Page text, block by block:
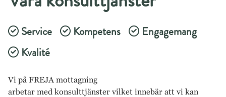
Service Kompetens
Engagemang
Kvalité
Vi på FREJA mottagning
arbetar med konsulttjänster vilket innebär att vi kan